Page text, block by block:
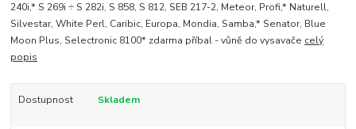
240i,* S 269i ÷ S 282i, S 858, S 812, SEB 217-2, Meteor, Profi,* Naturell,
Silvestar, White Perl, Caribic, Europa, Mondia, Samba,* Senator, Blue
Moon Plus, Selectronic 8100* zdarma příbal - vůně do vysavače celý
popis
Dostupnost Skladem